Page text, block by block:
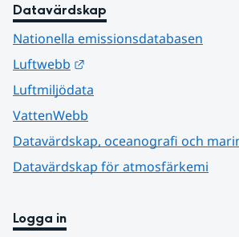
Datavärdskap
Nationella emissionsdatabasen
Luftwebb
Luftmiljödata
VattenWebb
Datavärdskap, oceanografi och
Datavärdskap för atmosfärkemi
Logga in